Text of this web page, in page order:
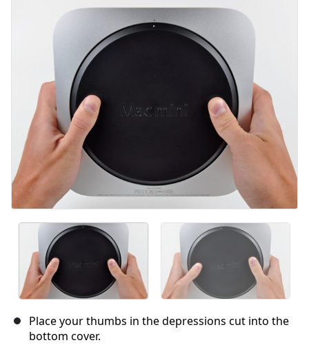
Place your thumbs in the depressions cut into the
bottom cover.